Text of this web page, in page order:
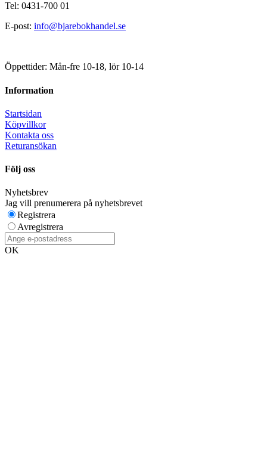
Tel: 0431-700 01
E-post: info@bjarebokhandel.se
Öppettider: Mån-fre 10-18, lör 10-14
Information
Startsidan
Köpvillkor
Kontakta oss
Returansökan
Följ oss
Nyhetsbrev
Jag vill prenumerera på nyhetsbrevet
Registrera
Avregistrera
OK